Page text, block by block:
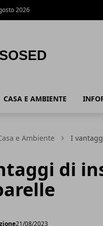
2026
CASA E AMBIENTE
e Ambiente I
di
21/08/2023